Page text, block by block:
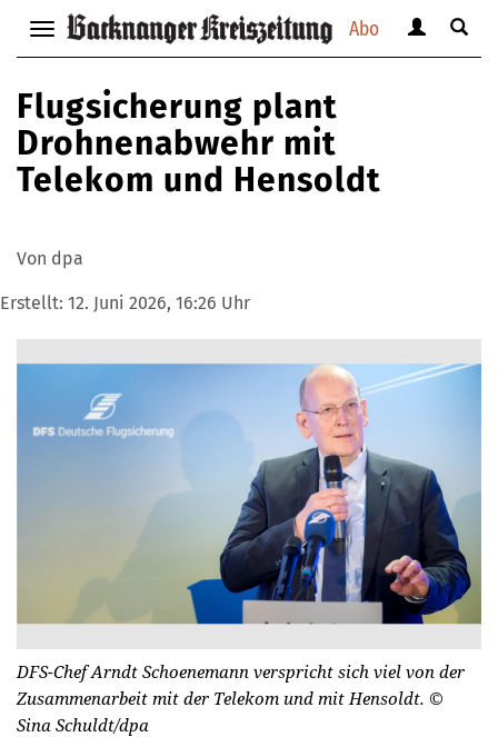
Abo
Navigation
anzeigen
bzw.
verbergen
anzeigen
Suche
Flugsicherung plant
Drohnenabwehr mit
Telekom und Hensoldt
Von dpa
Erstellt: 12. Juni 2026, 16:26 Uhr
DFS-Chef Arndt Schoenemann verspricht sich viel von der
Zusammenarbeit mit der Telekom und mit Hensoldt. ©
Sina Schuldt/dpa